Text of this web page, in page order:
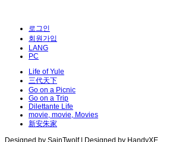
로그인
회원가입
LANG
PC
Life of Yule
三代天下
Go on a Picnic
Go on a Trip
Dilettante Life
movie, movie, Movies
新安朱家
Designed by SainTwolf | Designed by HandyXE